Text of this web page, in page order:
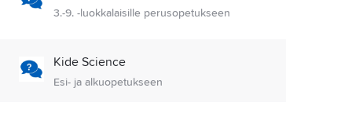
3.-9. -luokkalaisille perusopetukseen
Kide Science
Esi- ja alkuopetukseen